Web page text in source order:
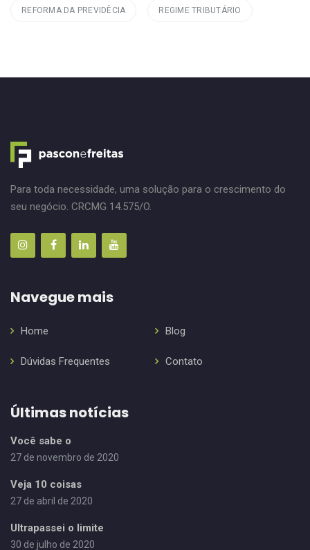
REFORMA DA PREVIDÊCIA REGIME TRIBUTÁRIO
Para toda necessidade, uma solução para o crescimento do
seu negócio. CRCMG 14.575/O.
Navegue mais
Home Blog
Dúvidas Frequentes Contato
Últimas notícias
Você sabe o
27 de novembro de 2020
Veja 10 coisas
27 de abril de 2020
Ultrapassei o limite
30 de julho de 2020